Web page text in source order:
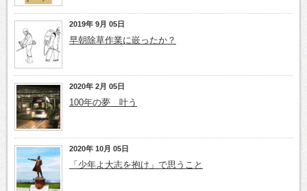
2019年 9月 05日
早朝除草作業に嵌ったか？
2020年 2月 05日
100年の夢 叶う
2020年 10月 05日
「少年よ大志を抱け」で思うこと